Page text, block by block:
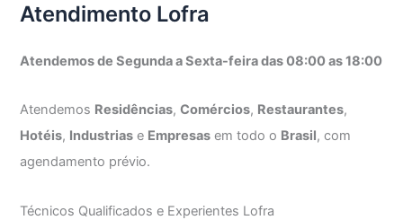
Atendimento Lofra
Atendemos de Segunda a Sexta-feira das 08:00 as 18:00
Atendemos Residências,Comércios, Restaurantes,
Hotéis, Industrias e Empresas em todo o Brasil, com
agendamento prévio.
Técnicos Qualificados e Experientes Lofra